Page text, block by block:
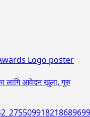
का लागि आवेदन खुला, गुरु